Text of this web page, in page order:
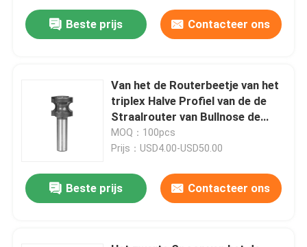
Beste prijs Contacteer ons
Van het de Routerbeetje van het
triplex Halve Profiel van de de
Straalrouter van Bullnose de
Beetjes volledig Rond gemaakte
Rand
MOQ：100pcs
Prijs：USD4.00-USD50.00
Beste prijs Contacteer ons